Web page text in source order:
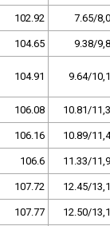
102.92 7.65/8,0
104.65 9.38/9,8
104.91 9.64/10,1
106.08 10.81/11,3
106.16 10.89/11,4
106.6 11.33/11,9
107.72 12.45/13,1
107.77 12.50/13,1